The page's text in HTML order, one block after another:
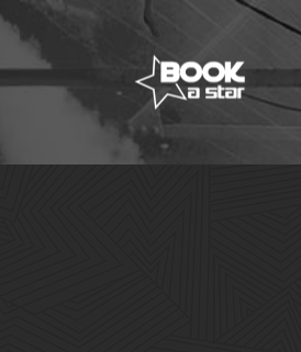
FELHASZNÁLÓ